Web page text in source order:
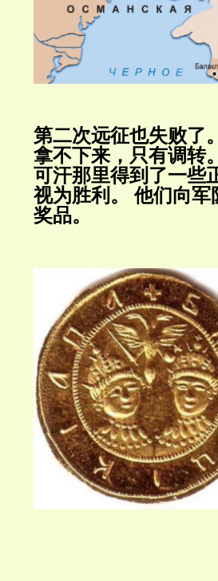
第二次远征也失败了。
拿不下来，只有调转。
可汗那里得到了一些
视为胜利。
他们向军
奖品。